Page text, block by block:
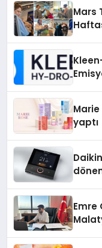
Mars
yaptı
Emre